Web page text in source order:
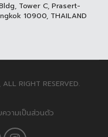
Tower C, Prasert-
10900, THAILAND
RIGHT RESERVED.
ความเป็นส่วนตัว